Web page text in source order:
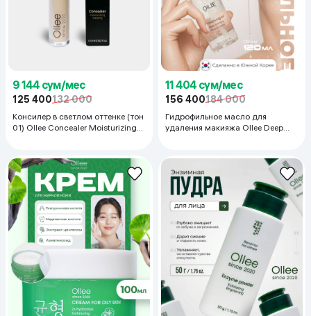
9 144 сум/мес
125 400132 000
Консилер в светлом оттенке (тон
01) Ollee Concealer Moisturizing
11 404 сум/мес
156 400184 000
Гидрофильное масло для
удаления макияжа Ollee Deep